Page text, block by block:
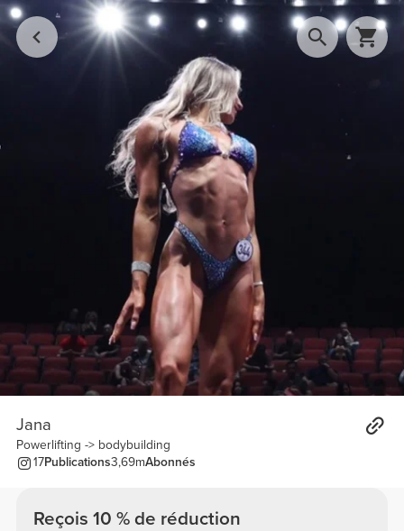
Jana
Powerlifting -> bodybuilding
17Publications3,69mAbonnés
Reçois 10 % de réduction